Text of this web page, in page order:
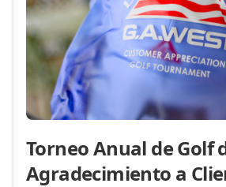
Torneo Anual de Golf
Agradecimiento a